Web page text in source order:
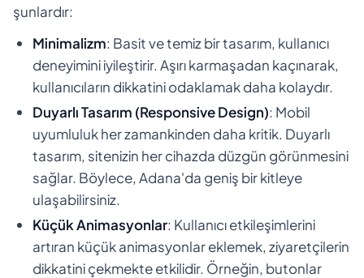
şunlardır:
Minimalizm: Basit ve temiz bir tasarım, kullanıcı
deneyimini iyileştirir. Aşırı karmaşadan kaçınarak,
kullanıcıların dikkatini odaklamak daha kolaydır.
Duyarlı Tasarım (Responsive Design): Mobil
uyumluluk her zamankinden daha kritik. Duyarlı
tasarım, sitenizin her cihazda düzgün görünmesini
sağlar. Böylece, Adana'da geniş bir kitleye
ulaşabilirsiniz.
Küçük Animasyonlar: Kullanıcı etkileşimlerini
artıran küçük animasyonlar eklemek, ziyaretçilerin
dikkatini çekmekte etkilidir. Örneğin, butonlar